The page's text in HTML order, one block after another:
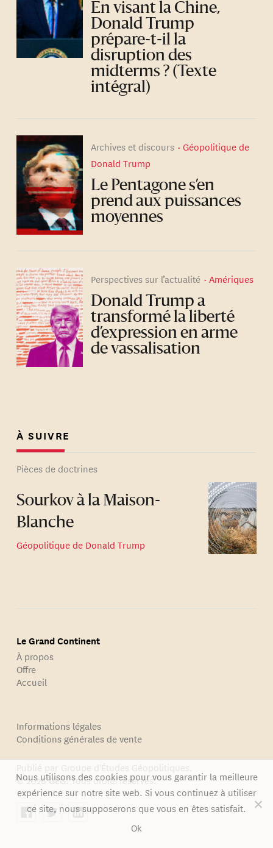
En visant la Chine,
Donald Trump
prépare-t-il la
disruption des
midterms ? (Texte
intégral)
Archives et discours
Géopolitique de
Donald Trump
Le Pentagone s’en
prend aux puissances
moyennes
Perspectives sur l’actualité Amériques
Donald Trump a
transformé la liberté
d’expression en arme
de vassalisation
À SUIVRE
Pièces de doctrines
Sourkov à la Maison-
Blanche
Géopolitique de Donald Trump
Le Grand Continent
À propos
Offre
Accueil
Informations légales
Conditions générales de vente
Publié par Groupe d'Études Géopolitiques.
© 2026 GEG. Tous droits réservés.
Nous utilisons des cookies pour vous garantir la meilleure
expérience sur notre site web. Si vous continuez à utiliser
ce site, nous supposerons que vous en êtes satisfait.
Ok